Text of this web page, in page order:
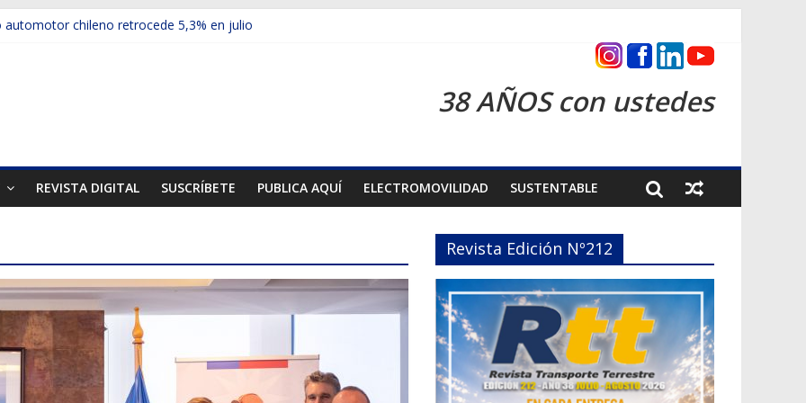
automotor chileno retrocede 5,3% en julio
presentó la recién estrenada Bolden en la Expo Compras Públicas 2026
mercado internacional en lanzar la nueva Maxus T70
38 AÑOS con ustedes
REVISTA DIGITAL SUSCRÍBETE PUBLICA AQUÍ ELECTROMOVILIDAD SUSTENTABLE
Revista Edición Nº212